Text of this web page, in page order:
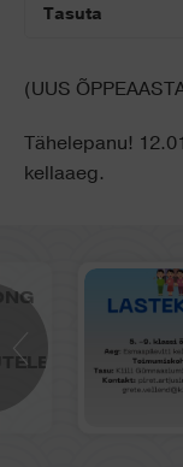
Tasuta
(UUS
Tähelepanu!
kellaaeg.